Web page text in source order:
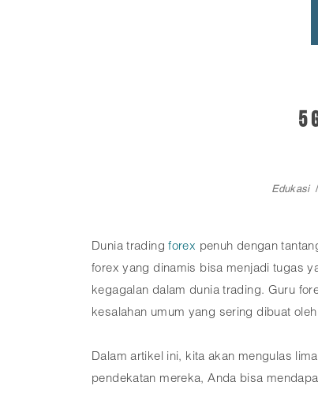
5
Edukasi
Dunia tradingforex penuh dengan
forex yang dinamis bisa menjadi tugas
kegagalan dalam dunia trading. Guru
kesalahan umum yang sering dibuat
Dalam artikel ini, kita akan mengulas
pendekatan mereka, Anda bisa